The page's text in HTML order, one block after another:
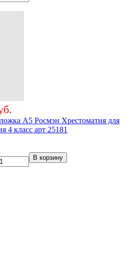
А5 Росмэн Хрестоматия для
4 класс арт 25181
В корзину